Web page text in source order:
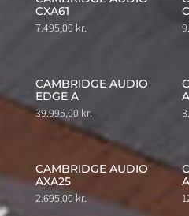
CXA61
7.495,00 kr.
CAMBRIDGE AUDIO
EDGE A
39.995,00 kr.
CAMBRIDGE AUDIO
AXA25
2.695,00 kr.